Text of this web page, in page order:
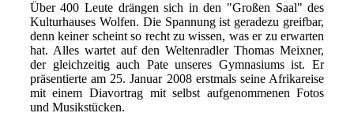
Über 400 Leute drängen sich in den "Großen Saal" des
Kulturhauses Wolfen. Die Spannung ist geradezu greifbar,
denn keiner scheint so recht zu wissen, was er zu erwarten
hat. Alles wartet auf den Weltenradler Thomas Meixner,
der gleichzeitig auch Pate unseres Gymnasiums ist. Er
präsentierte am 25. Januar 2008 erstmals seine Afrikareise
mit einem Diavortrag mit selbst aufgenommenen Fotos
und Musikstücken.